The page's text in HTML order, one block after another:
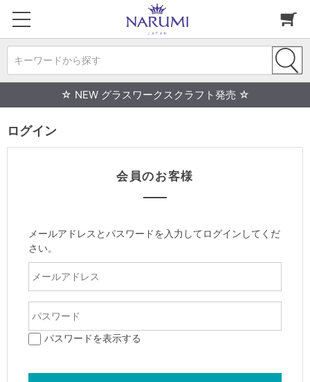
キーワードから探す
☆ NEW グラスワークスクラフト発売 ☆
ログイン
会員のお客様
メールアドレスとパスワードを入力してログインしてくだ
さい。
パスワードを表示する